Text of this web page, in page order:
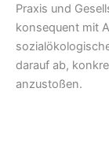
Praxis und
konsequent mit
darauf ab,
anzustoßen.